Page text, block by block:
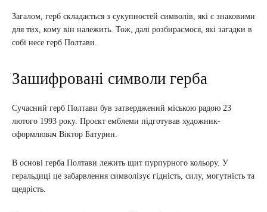
Загалом, герб складається з сукупностей символів, які є знаковими
для тих, кому він належить. Тож, далі розбираємося, які загадки в
собі несе герб Полтави.
Зашифровані символи герба
Сучасний герб Полтави був затверджений міською радою 23
лютого 1993 року. Проєкт емблеми підготував художник-
оформлювач Віктор Батурин.
В основі герба Полтави лежить щит пурпурного кольору. У
геральдиці це забарвлення символізує гідність, силу, могутність та
щедрість.